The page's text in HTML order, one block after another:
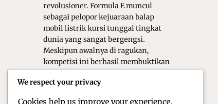
revolusioner. Formula E muncul
sebagai pelopor kejuaraan balap
mobil listrik kursi tunggal tingkat
dunia yang sangat bergengsi.
Meskipun awalnya di ragukan,
kompetisi ini berhasil membuktikan
performa yang luar biasa buas.
We respect your privacy
Cookies help us improve your experience,